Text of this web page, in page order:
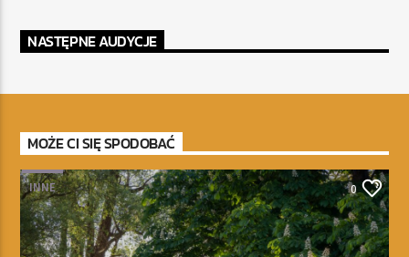
NASTĘPNE AUDYCJE
MOŻE CI SIĘ SPODOBAĆ
INNE 0